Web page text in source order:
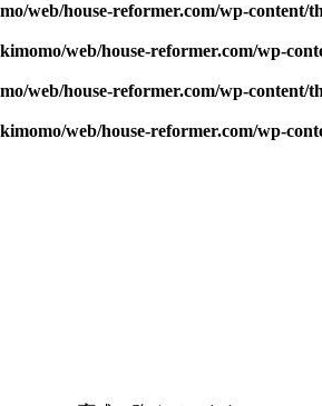
web/house-reformer.com/wp-content/
web/house-reformer.com/wp-
web/house-reformer.com/wp-content/
web/house-reformer.com/wp-